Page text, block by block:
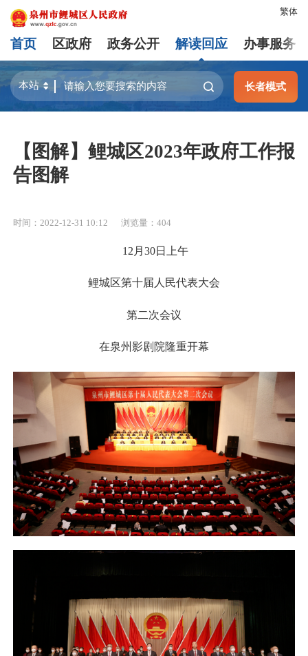
繁体
首页 区政府 政务公开 解读回应 办事服务
长者模式
【图解】鲤城区2023年政府工作报
告图解
时间：2022-12-31 10:12 浏览量： 404
12月30日上午
鲤城区第十届人民代表大会
第二次会议
在泉州影剧院隆重开幕